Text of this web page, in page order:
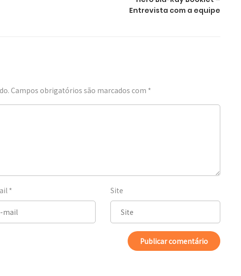
Entrevista com a equipe
Campos obrigatórios são marcados com *
* Site